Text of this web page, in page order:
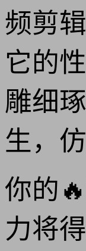
频剪
它的
雕细
生，
你的
力将